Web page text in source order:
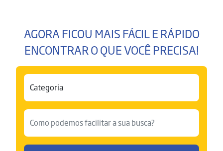
AGORA FICOU MAIS FÁCIL E RÁPIDO
ENCONTRAR O QUE VOCÊ PRECISA!